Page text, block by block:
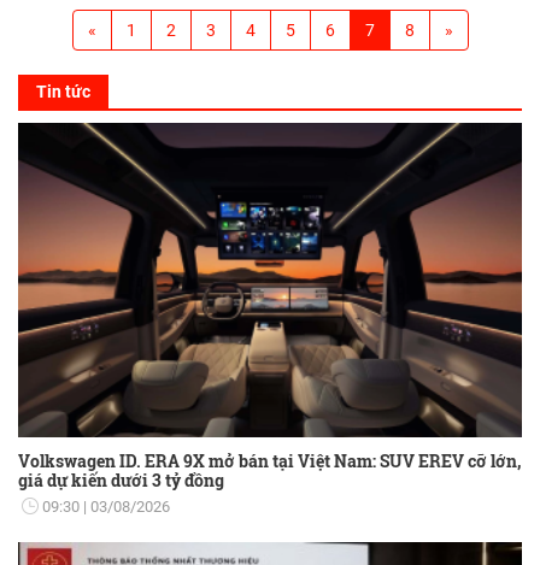
« 1 2 3 4 5 6 7 8 »
Tin tức
Volkswagen ID. ERA 9X mở bán tại Việt Nam: SUV EREV cỡ lớn,
giá dự kiến dưới 3 tỷ đồng
09:30 03/08/2026